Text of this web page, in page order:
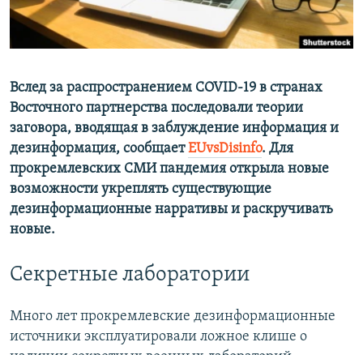
ELIFBE
УКРАИНСКАЯ ПРОБЛЕМА КРЫМА
Вслед за распространением COVID-19 в странах
Восточного партнерства последовали теории
заговора, вводящая в заблуждение информация и
дезинформация, сообщаетEUvsDisinfo. Для
прокремлевских СМИ пандемия открыла новые
возможности укреплять существующие
дезинформационные нарративы и раскручивать
новые.
Секретные лаборатории
Много лет прокремлевские дезинформационные
источники эксплуатировали ложное клише о